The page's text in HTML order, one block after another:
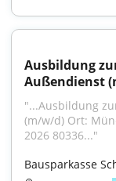
Ausbildung
Außendienst
"...Ausbildung
(m/w/d) Ort:
2026 80336..."
Bausparkasse